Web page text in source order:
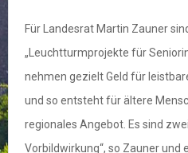
Für Landesrat Martin Zauner
„Leuchtturmprojekte für
nehmen gezielt Geld für
und so entsteht für ältere
regionales Angebot. Es sind
Vorbildwirkung“, so Zauner und